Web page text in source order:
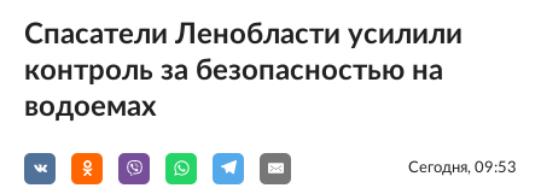
Спасатели Ленобласти усилили
контроль за безопасностью на
водоемах
Сегодня, 09:53